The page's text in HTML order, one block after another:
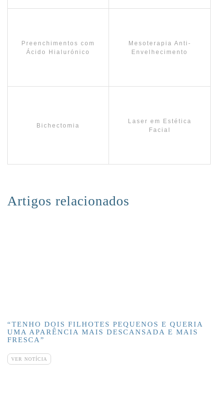
Preenchimentos com
Ácido Hialurónico
Mesoterapia Anti-
Envelhecimento
Bichectomia
Laser em Estética
Facial
Artigos relacionados
“TENHO DOIS FILHOTES PEQUENOS E QUERIA
UMA APARÊNCIA MAIS DESCANSADA E MAIS
FRESCA”
VER NOTÍCIA